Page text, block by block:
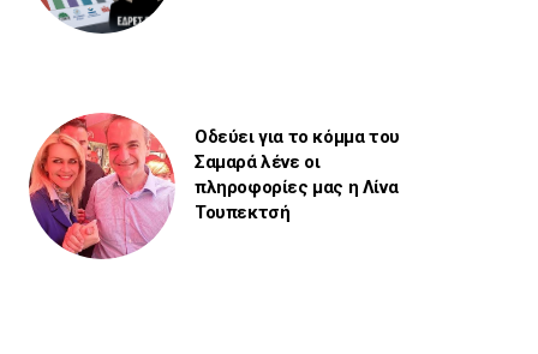
Οδεύει για το κόμμα του
Σαμαρά λένε οι
πληροφορίες μας η Λίνα
Τουπεκτσή